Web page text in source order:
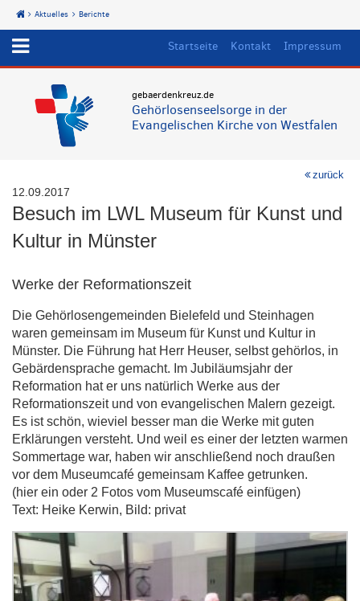
Start
Aktuelles Berichte
Startseite Kontakt Impressum
gebaerdenkreuz.de
Gehörlosenseelsorge in der
Evangelischen Kirche von Westfalen
zurück
12.09.2017
Besuch im LWL Museum für Kunst und
Kultur in Münster
Werke der Reformationszeit
Die Gehörlosengemeinden Bielefeld und Steinhagen
waren gemeinsam im Museum für Kunst und Kultur in
Münster. Die Führung hat Herr Heuser, selbst gehörlos, in
Gebärdensprache gemacht. Im Jubiläumsjahr der
Reformation hat er uns natürlich Werke aus der
Reformationszeit und von evangelischen Malern gezeigt.
Es ist schön, wieviel besser man die Werke mit guten
Erklärungen versteht. Und weil es einer der letzten warmen
Sommertage war, haben wir anschließend noch draußen
vor dem Museumcafé gemeinsam Kaffee getrunken.
(hier ein oder 2 Fotos vom Museumscafé einfügen)
Text: Heike Kerwin, Bild: privat